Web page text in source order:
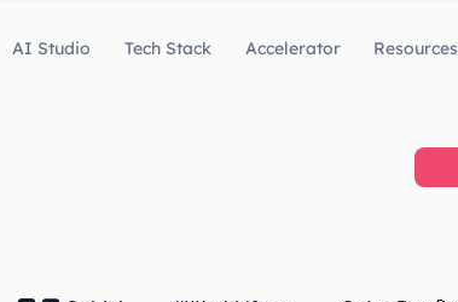
AI Studio Tech Stack Accelerator Resources